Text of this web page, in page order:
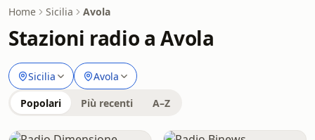
Home Sicilia Avola
Stazioni radio a Avola
Sicilia Avola
Popolari Più recenti A–Z